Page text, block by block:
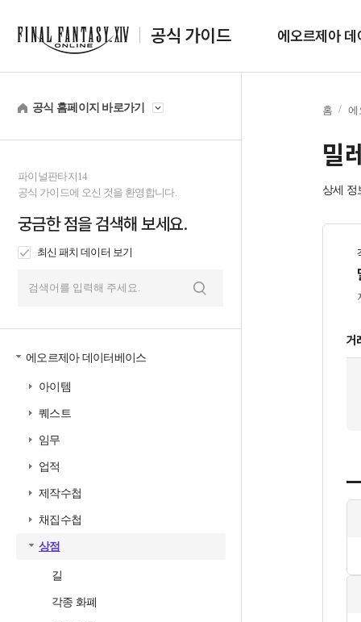
공식 가이드 에오르제아
공식 홈페이지 바로가기
파이널판타지14
공식 가이드에 오신 것을 환영합니다.
궁금한 점을 검색해 보세요.
최신 패치 데이터 보기
에오르제아 데이터베이스
아이템
퀘스트
임무
업적
제작수첩
채집수첩
상점
길
각종 화폐
홈 에
밀
상세 정
거